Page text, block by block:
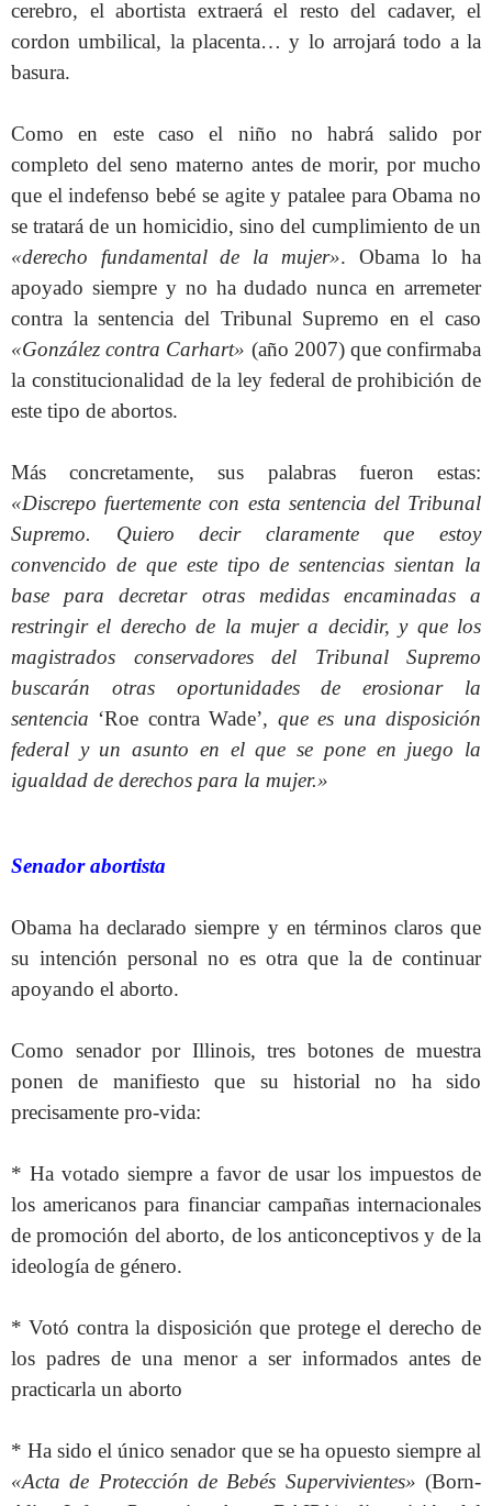
cerebro, el abortista extraerá el resto del cadaver, el
cordon umbilical, la placenta… y lo arrojará todo a la
basura.
Como en este caso el niño no habrá salido por
completo del seno materno antes de morir, por mucho
que el indefenso bebé se agite y patalee para Obama no
se tratará de un homicidio, sino del cumplimiento de un
«derecho fundamental de la mujer». Obama lo ha
apoyado siempre y no ha dudado nunca en arremeter
contra la sentencia del Tribunal Supremo en el caso
«González contra Carhart» (año 2007) que confirmaba
la constitucionalidad de la ley federal de prohibición de
este tipo de abortos.
Más concretamente, sus palabras fueron estas:
«Discrepo fuertemente con esta sentencia del Tribunal
Supremo. Quiero decir claramente que estoy
convencido de que este tipo de sentencias sientan la
base para decretar otras medidas encaminadas a
restringir el derecho de la mujer a decidir, y que los
magistrados conservadores del Tribunal Supremo
buscarán otras oportunidades de erosionar la
sentencia ‘Roe contra Wade’, que es una disposición
federal y un asunto en el que se pone en juego la
igualdad de derechos para la mujer.»
Senador abortista
Obama ha declarado siempre y en términos claros que
su intención personal no es otra que la de continuar
apoyando el aborto.
Como senador por Illinois, tres botones de muestra
ponen de manifiesto que su historial no ha sido
precisamente pro-vida:
* Ha votado siempre a favor de usar los impuestos de
los americanos para financiar campañas internacionales
de promoción del aborto, de los anticonceptivos y de la
ideología de género.
* Votó contra la disposición que protege el derecho de
los padres de una menor a ser informados antes de
practicarla un aborto
* Ha sido el único senador que se ha opuesto siempre al
«Acta de Protección de Bebés Supervivientes» (Born-